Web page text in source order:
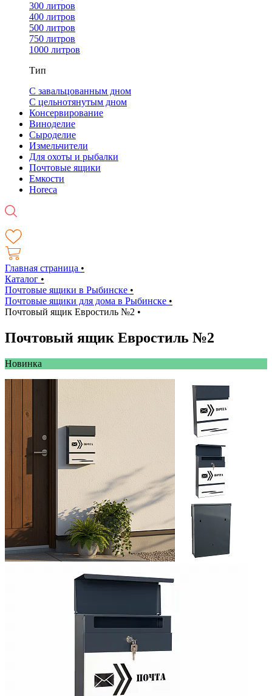
300 литров
400 литров
500 литров
750 литров
1000 литров
Тип
С завальцованным дном
С цельнотянутым дном
Консервирование
Виноделие
Сыроделие
Измельчители
Для охоты и рыбалки
Почтовые ящики
Емкости
Horeca
Главная страница •
Каталог •
Почтовые ящики в Рыбинске •
Почтовые ящики для дома в Рыбинске •
Почтовый ящик Евростиль №2 •
Почтовый ящик Евростиль №2
Новинкa